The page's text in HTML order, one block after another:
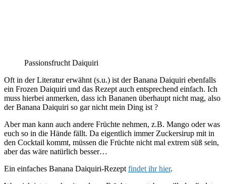
Passionsfrucht Daiquiri
Oft in der Literatur erwähnt (s.u.) ist der Banana Daiquiri ebenfalls
ein Frozen Daiquiri und das Rezept auch entsprechend einfach. Ich
muss hierbei anmerken, dass ich Bananen überhaupt nicht mag, also
der Banana Daiquiri so gar nicht mein Ding ist ?
Aber man kann auch andere Früchte nehmen, z.B. Mango oder was
euch so in die Hände fällt. Da eigentlich immer Zuckersirup mit in
den Cocktail kommt, müssen die Früchte nicht mal extrem süß sein,
aber das wäre natürlich besser…
Ein einfaches Banana Daiquiri-Rezept findet ihr hier.